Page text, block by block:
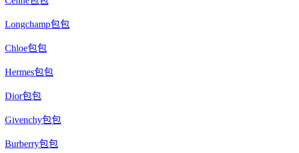
Longchamp包包
Chloe包包
Hermes包包
Dior包包
Givenchy包包
Burberry包包